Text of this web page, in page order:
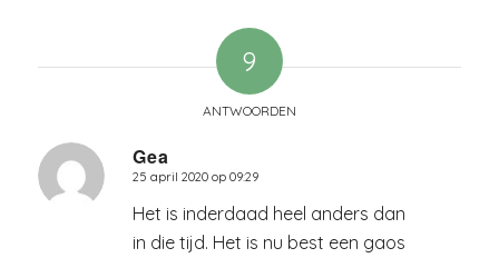
9
ANTWOORDEN
Gea
zegt:
25 april 2020 op 09:29
Het is inderdaad heel anders dan
in die tijd. Het is nu best een gaos